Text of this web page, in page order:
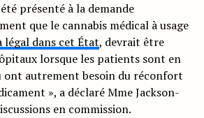
présenté à la demande
que le cannabis médical à usage
légal dans cet État, devrait être
lorsque les patients sont en
ont autrement besoin du réconfort
», a déclaré Mme Jackson-
en commission.